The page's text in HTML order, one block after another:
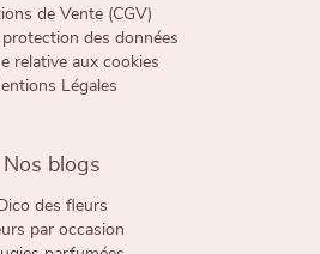
de Vente (CGV)
des données
relative aux cookies
Légales
Nos blogs
Dico des fleurs
par occasion